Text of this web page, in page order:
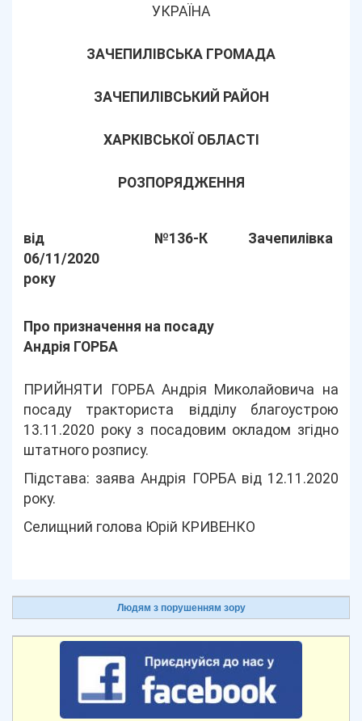
УКРАЇНА
ЗАЧЕПИЛІВСЬКА ГРОМАДА
ЗАЧЕПИЛІВСЬКИЙ РАЙОН
ХАРКІВСЬКОЇ ОБЛАСТІ
РОЗПОРЯДЖЕННЯ
від
06/11/2020
року
№136-К Зачепилівка
Про призначення на посаду
Андрія ГОРБА
ПРИЙНЯТИ ГОРБА Андрія Миколайовича на
посаду тракториста відділу благоустрою
13.11.2020 року з посадовим окладом згідно
штатного розпису.
Підстава: заява Андрія ГОРБА від 12.11.2020
року.
Селищний голова Юрій КРИВЕНКО
Людям з порушенням зору